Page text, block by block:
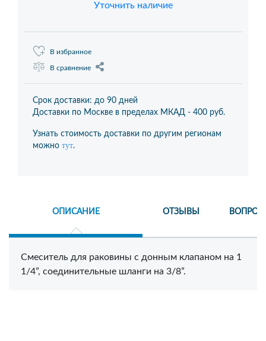
Уточнить наличие
В избранное
В сравнение
Срок доставки: до 90 дней
Доставки по Москве в пределах МКАД - 400 руб.
Узнать стоимость доставки по другим регионам
можно тут.
ОПИСАНИЕ ОТЗЫВЫ
Смеситель для раковины с донным клапаном на 1
1/4”, соединительные шланги на 3/8”.